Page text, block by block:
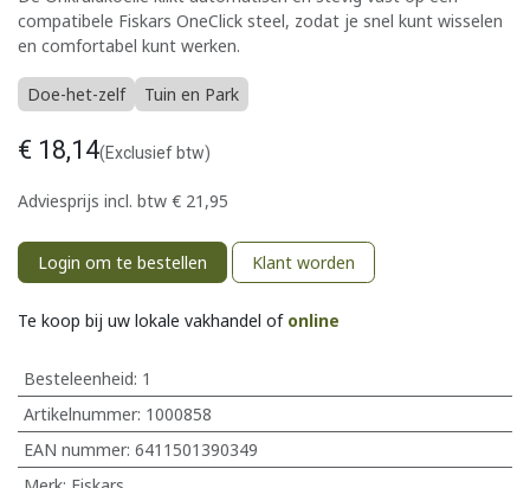
compatibele Fiskars OneClick steel, zodat je snel kunt wisselen
en comfortabel kunt werken.
Doe-het-zelf Tuin en Park
€ 18,14(Exclusief btw)
Adviesprijs incl. btw € 21,95
Login om te bestellen Klant worden
Te koop bij uw lokale vakhandel of online
Besteleenheid: 1
Artikelnummer: 1000858
EAN nummer: 6411501390349